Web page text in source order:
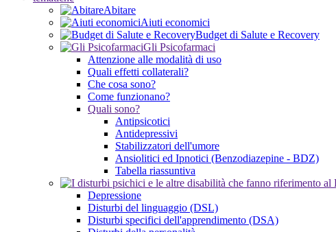
Abitare
Aiuti economici
Budget di Salute e Recovery
Gli Psicofarmaci
Attenzione alle modalità di uso
Quali effetti collaterali?
Che cosa sono?
Come funzionano?
Quali sono?
Antipsicotici
Antidepressivi
Stabilizzatori dell'umore
Ansiolitici ed Ipnotici (Benzodiazepine - BDZ)
Tabella riassuntiva
Depressione
Disturbi del linguaggio (DSL)
Disturbi specifici dell'apprendimento (DSA)